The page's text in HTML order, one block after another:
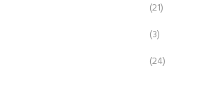
(21)
(3)
(24)